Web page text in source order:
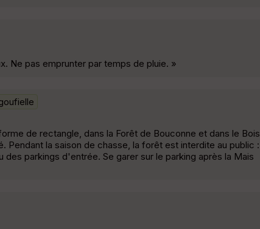
Ne pas emprunter par temps de pluie. »
de rectangle, dans la Forêt de Bouconne et dans le Bois
Pendant la saison de chasse, la forêt est interdite au public :
parkings d'entrée. Se garer sur le parking après la Mais